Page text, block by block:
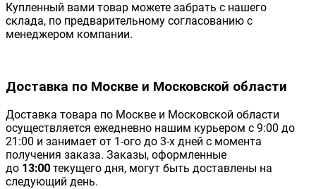
Купленный вами товар можете забрать с нашего
склада, по предварительному согласованию с
менеджером компании.
Доставка по Москве и Московской области
Доставка товара по Москве и Московской области
осуществляется ежедневно нашим курьером с 9:00 до
21:00 и занимает от 1-ого до 3-х дней с момента
получения заказа. Заказы, оформленные
до 13:00 текущего дня, могут быть доставлены на
следующий день.